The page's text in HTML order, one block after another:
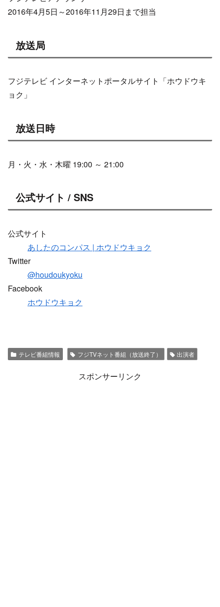
2016年4月5日～2016年11月29日まで担当
放送局
フジテレビ インターネットポータルサイト「ホウドウキ
ョク」
放送日時
月・火・水・木曜 19:00 ～ 21:00
公式サイト / SNS
公式サイト
あしたのコンパス | ホウドウキョク
Twitter
@houdoukyoku
Facebook
ホウドウキョク
テレビ番組情報 フジTVネット番組（放送終了） 出演者
スポンサーリンク